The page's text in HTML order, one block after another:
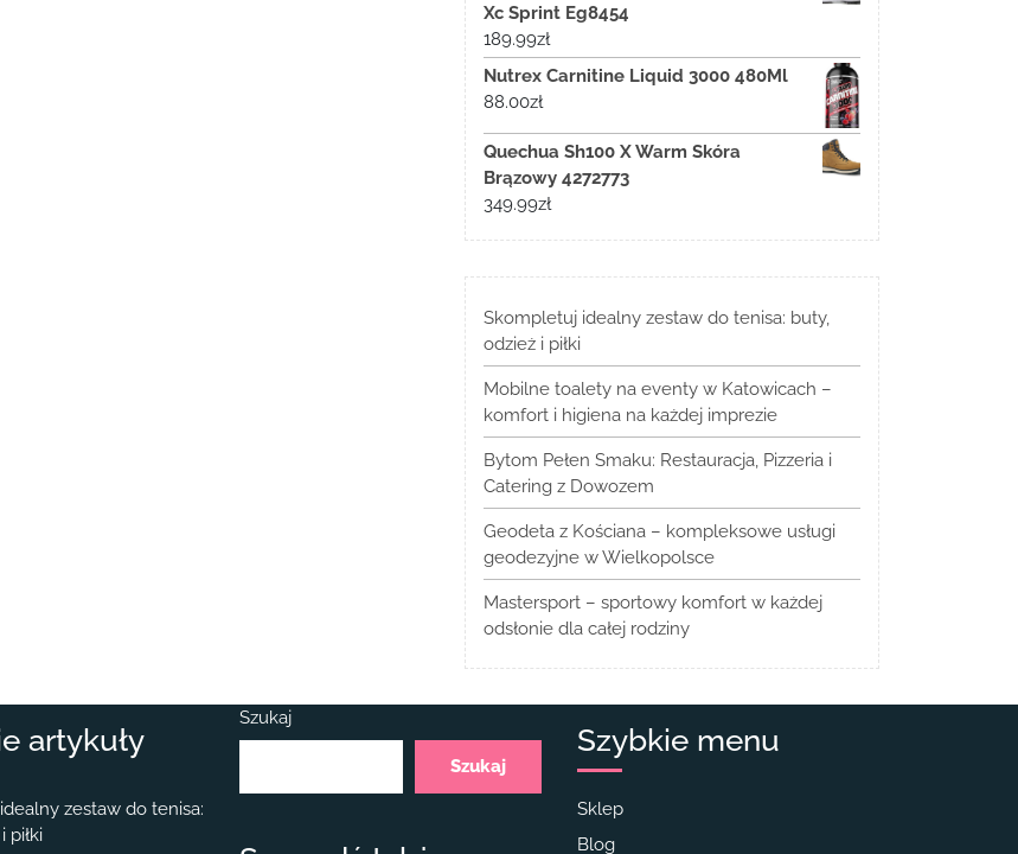
Xc Sprint Eg8454
189.99zł
Nutrex Carnitine Liquid 3000 480Ml
88.00zł
Quechua Sh100 X Warm Skóra
Brązowy 4272773
349.99zł
Skompletuj idealny zestaw do tenisa: buty,
odzież i piłki
Mobilne toalety na eventy w Katowicach –
komfort i higiena na każdej imprezie
Bytom Pełen Smaku: Restauracja, Pizzeria i
Catering z Dowozem
Geodeta z Kościana – kompleksowe usługi
geodezyjne w Wielkopolsce
Mastersport – sportowy komfort w każdej
odsłonie dla całej rodziny
artykuły
zestaw do tenisa:
piłki
Szukaj
Szukaj
Szybkie menu
Sklep
Blog